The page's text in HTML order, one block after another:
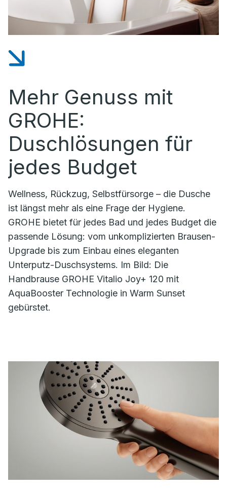
Mehr Genuss mit
GROHE:
Duschlösungen für
jedes Budget
Wellness, Rückzug, Selbstfürsorge – die Dusche
ist längst mehr als eine Frage der Hygiene.
GROHE bietet für jedes Bad und jedes Budget die
passende Lösung: vom unkomplizierten Brausen-
Upgrade bis zum Einbau eines eleganten
Unterputz-Duschsystems. Im Bild: Die
Handbrause GROHE Vitalio Joy+ 120 mit
AquaBooster Technologie in Warm Sunset
gebürstet.